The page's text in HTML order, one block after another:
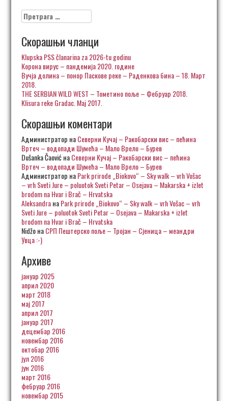
Претрага
за:
Скорашњи чланци
Klupska PSS članarina za 2026-tu godinu
Корона вирус – пандемија 2020. године
Вучја долина – понор Паскове реке – Раденкова бина – 18. Март
2018.
THE SERBIAN WILD WEST – Тометино поље – Фебруар 2018.
Klisura reke Gradac. Maj 2017.
Скорашњи коментари
Администратор наСеверни Кучај – Ракобарски вис – пећина
Вртеч – водопади Шумећа – Мало Врело – Бурев
Dušanka ČaovićнаСеверни Кучај – Ракобарски вис – пећина
Вртеч – водопади Шумећа – Мало Врело – Бурев
Администратор наPark prirode „Biokovo“ – Sky walk – vrh Vošac
– vrh Sveti Jure – poluotok Sveti Petar – Osejava – Makarska + izlet
brodom na Hvar i Brač – Hrvatska
AleksandraнаPark prirode „Biokovo“ – Sky walk – vrh Vošac – vrh
Sveti Jure – poluotok Sveti Petar – Osejava – Makarska + izlet
brodom na Hvar i Brač – Hrvatska
NidžoнаСРП Пештерско поље – Тројан – Сјеница – меандри
Увца :-)
Архиве
јануар 2025
април 2020
март 2018
мај 2017
април 2017
јануар 2017
децембар 2016
новембар 2016
октобар 2016
јул 2016
јун 2016
март 2016
фебруар 2016
новембар 2015